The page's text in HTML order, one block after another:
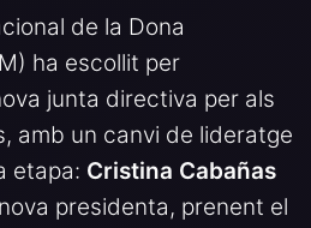
de la Dona
ha escollit per
junta directiva per als
amb un canvi de lideratge
etapa: Cristina Cabañas
presidenta, prenent el